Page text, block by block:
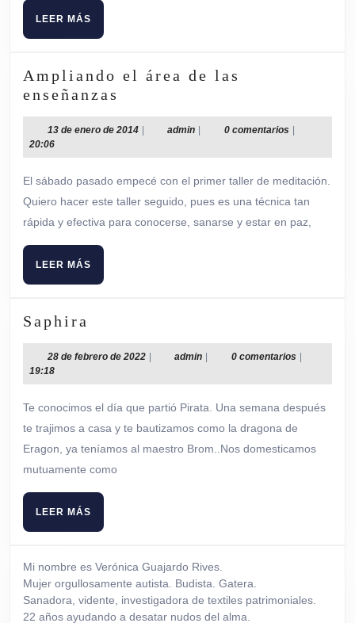
LEER MÁS
MÁS
Ampliando el área de las
enseñanzas
el
área
enseñanzas
13 de enero de 201413
enero
2014
| adminadmin
| 0 comentarios |
20:06
El sábado pasado empecé con el primer taller de meditación.
Quiero hacer este taller seguido, pues es una técnica tan
rápida y efectiva para conocerse, sanarse y estar en paz,
LEER MÁS
MÁS
Saphira
28 de febrero de 202228
febrero
2022
| adminadmin
| 0 comentarios |
19:18
Te conocimos el día que partió Pirata. Una semana después
te trajimos a casa y te bautizamos como la dragona de
Eragon, ya teníamos al maestro Brom..Nos domesticamos
mutuamente como
LEER MÁS
MÁS
Mi nombre es Verónica Guajardo Rives.
Mujer orgullosamente autista. Budista. Gatera.
Sanadora, vidente, investigadora de textiles patrimoniales.
22 años ayudando a desatar nudos del alma.